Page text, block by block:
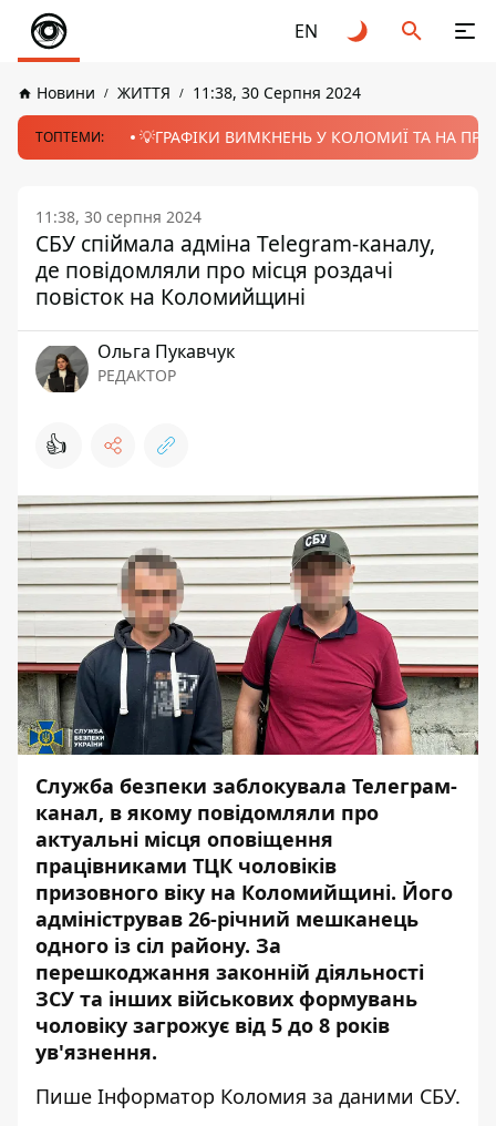
EN
Новини ЖИТТЯ 11:38, 30 Серпня 2024
ТОПТЕМИ: 💡ГРАФІКИ ВИМКНЕНЬ У КОЛОМИЇ ТА НА
11:38, 30 серпня 2024
СБУ спіймала адміна Telegram-каналу,
де повідомляли про місця роздачі
повісток на Коломийщині
Ольга Пукавчук
РЕДАКТОР
👍
Служба безпеки заблокувала Телеграм-
канал, в якому повідомляли про
актуальні місця оповіщення
працівниками ТЦК чоловіків
призовного віку на Коломийщині. Його
адміністрував 26-річний мешканець
одного із сіл району. За
перешкоджання законній діяльності
ЗСУ та інших військових формувань
чоловіку загрожує від 5 до 8 років
ув'язнення.
Пише Інформатор Коломия за даними СБУ.